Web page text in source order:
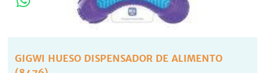
GIGWI HUESO DISPENSADOR DE ALIMENTO